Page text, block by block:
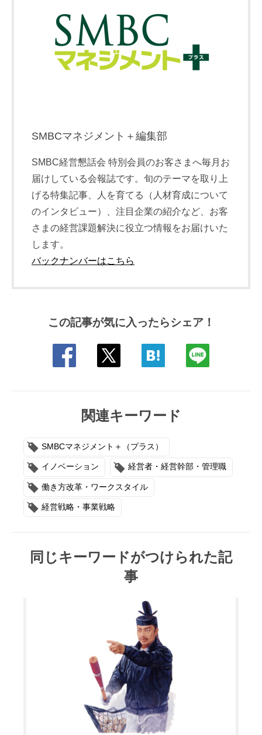
SMBCマネジメント＋編集部
SMBC経営懇話会 特別会員のお客さまへ毎月お
届けしている会報誌です。旬のテーマを取り上
げる特集記事、人を育てる（人材育成について
のインタビュー）、注目企業の紹介など、お客
さまの経営課題解決に役立つ情報をお届けいた
します。
バックナンバーはこちら
この記事が気に入ったらシェア！
関連キーワード
SMBCマネジメント＋（プラス）
イノベーション 経営者・経営幹部・管理職
働き方改革・ワークスタイル
経営戦略・事業戦略
同じキーワードがつけられた記
事